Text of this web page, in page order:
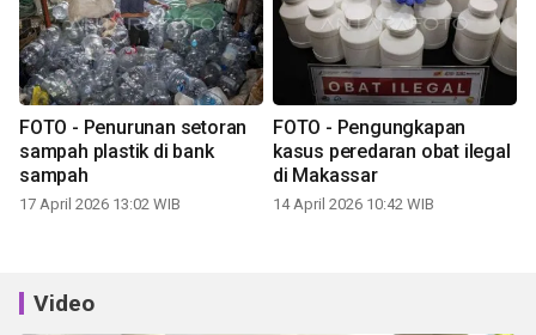
FOTO - Penurunan setoran
sampah plastik di bank
sampah
17 April 2026 13:02 WIB
FOTO - Pengungkapan
kasus peredaran obat ilegal
di Makassar
14 April 2026 10:42 WIB
Video